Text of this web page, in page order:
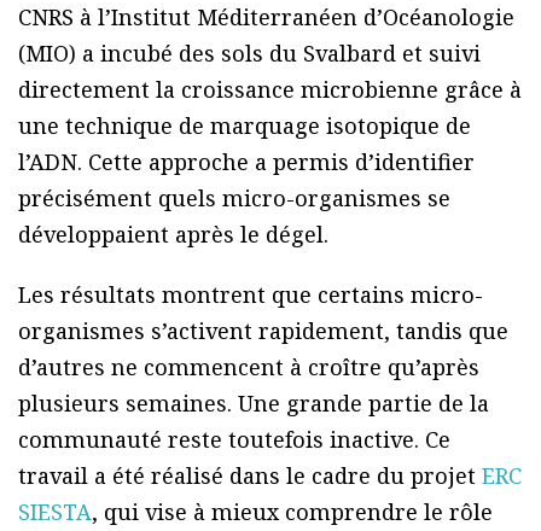
CNRS à l’Institut Méditerranéen d’Océanologie
(MIO) a incubé des sols du Svalbard et suivi
directement la croissance microbienne grâce à
une technique de marquage isotopique de
l’ADN. Cette approche a permis d’identifier
précisément quels micro-organismes se
développaient après le dégel.
Les résultats montrent que certains micro-
organismes s’activent rapidement, tandis que
d’autres ne commencent à croître qu’après
plusieurs semaines. Une grande partie de la
communauté reste toutefois inactive. Ce
travail a été réalisé dans le cadre du projet ERC
SIESTA, qui vise à mieux comprendre le rôle